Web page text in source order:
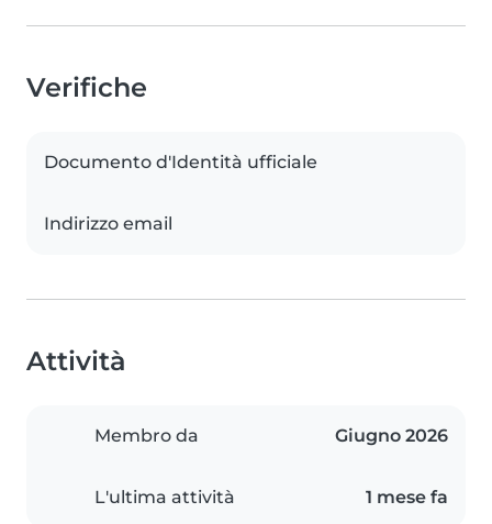
Verifiche
Documento d'Identità ufficiale
Indirizzo email
Attività
Membro da Giugno 2026
L'ultima attività 1 mese fa